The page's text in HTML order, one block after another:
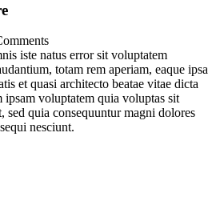
iste natus error sit voluptatem
totam rem aperiam, eaque ipsa
et quasi architecto beatae vitae dicta
voluptatem quia voluptas sit
sed quia consequuntur magni dolores
nesciunt.